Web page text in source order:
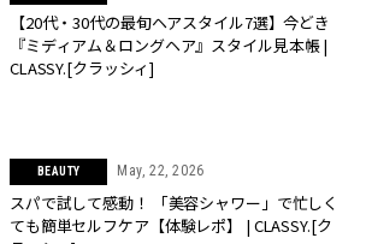
【20代・30代の最旬ヘアスタイル7選】今どき
『ミディアム＆ロングヘア』スタイル見本帳 |
CLASSY.[クラッシィ]
BEAUTY May, 22, 2026
スパで試して感動！ 「美容シャワー」で忙しく
ても簡単セルフケア【体験レポ】 | CLASSY.[ク